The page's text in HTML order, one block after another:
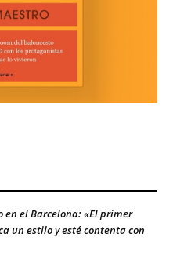
en el Barcelona: «El primer
un estilo y esté contenta con